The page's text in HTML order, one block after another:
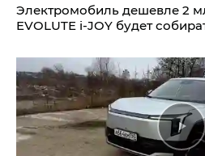
Электромобиль дешевле 2
EVOLUTE i‑JOY будет